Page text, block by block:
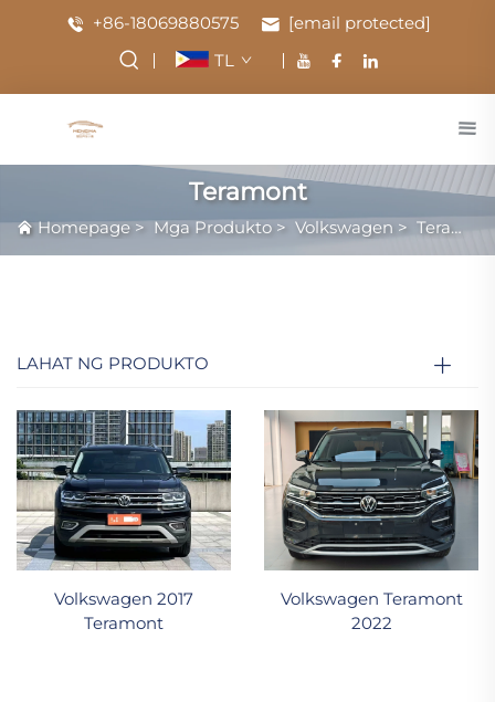
+86-18069880575
[email protected]
TL
Teramont
Homepage> Mga Produkto > Volkswagen > Teramont
LAHAT NG PRODUKTO
Volkswagen 2017
Teramont
Volkswagen Teramont
2022